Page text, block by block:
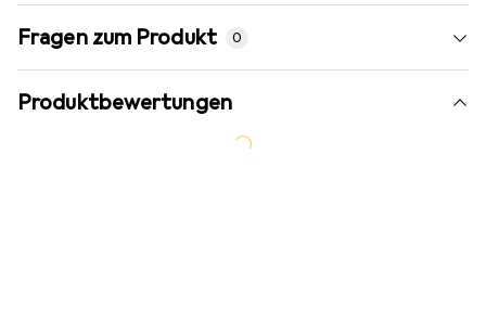
Fragen zum Produkt 0
Produktbewertungen